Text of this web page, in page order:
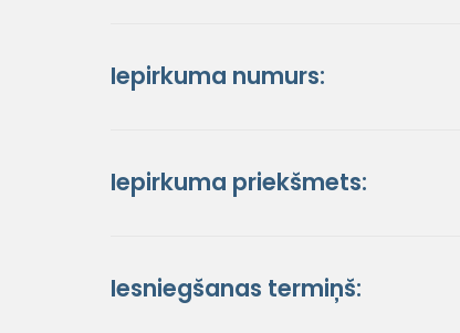
Iepirkuma numurs:
Iepirkuma priekšmets:
Iesniegšanas termiņš: